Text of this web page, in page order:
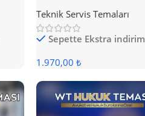
Teknik Servis Temaları
Sepette Ekstra indirim
1.970,00 ₺